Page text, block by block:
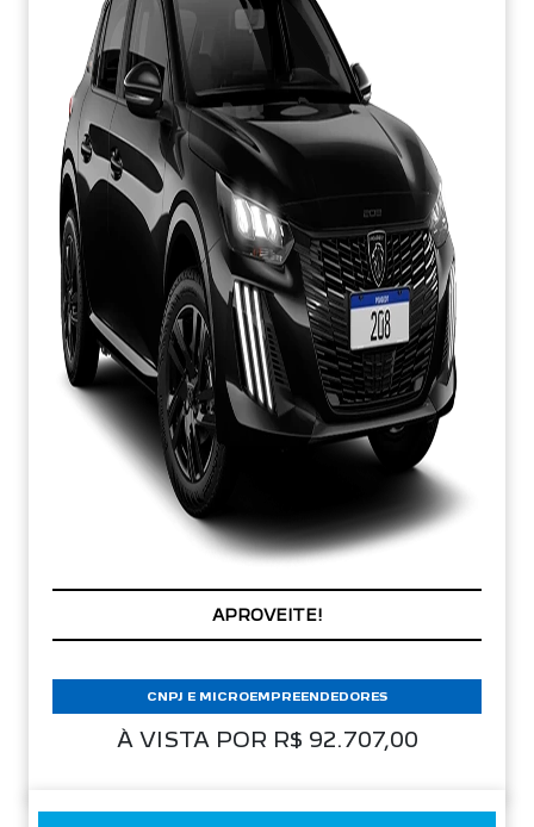
PREÇOS REDUZIDOS
À VISTA POR R$ 92.707,00
CNPJ E MICROEMPREENDEDORES